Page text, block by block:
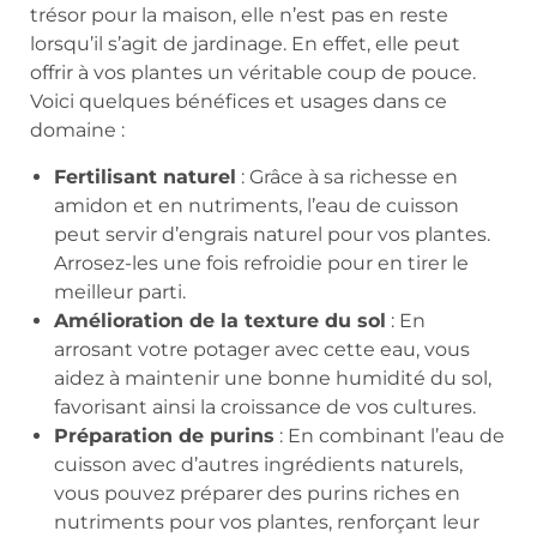
trésor pour la maison, elle n’est pas en reste
lorsqu’il s’agit de jardinage. En effet, elle peut
offrir à vos plantes un véritable coup de pouce.
Voici quelques bénéfices et usages dans ce
domaine :
Fertilisant naturel : Grâce à sa richesse en
amidon et en nutriments, l’eau de cuisson
peut servir d’engrais naturel pour vos plantes.
Arrosez-les une fois refroidie pour en tirer le
meilleur parti.
Amélioration de la texture du sol : En
arrosant votre potager avec cette eau, vous
aidez à maintenir une bonne humidité du sol,
favorisant ainsi la croissance de vos cultures.
Préparation de purins : En combinant l’eau de
cuisson avec d’autres ingrédients naturels,
vous pouvez préparer des purins riches en
nutriments pour vos plantes, renforçant leur